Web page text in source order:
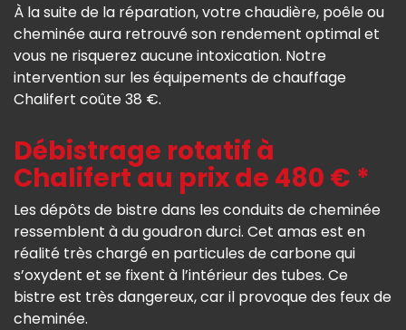
À la suite de la réparation, votre chaudière, poêle ou
cheminée aura retrouvé son rendement optimal et
vous ne risquerez aucune intoxication. Notre
intervention sur les équipements de chauffage
Chalifert coûte 38 €.
Débistrage rotatif à
Chalifert au prix de 480 € *
Les dépôts de bistre dans les conduits de cheminée
ressemblent à du goudron durci. Cet amas est en
réalité très chargé en particules de carbone qui
s’oxydent et se fixent à l’intérieur des tubes. Ce
bistre est très dangereux, car il provoque des feux de
cheminée.